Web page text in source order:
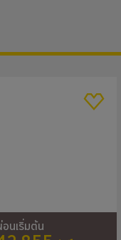
นเริ่มต้น